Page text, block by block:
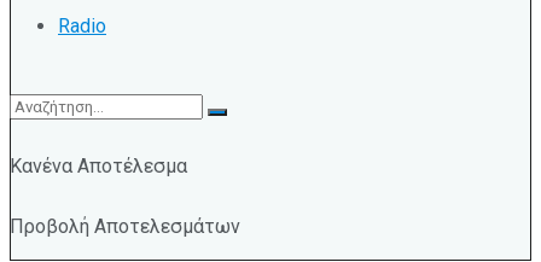
Radio
Κανένα Αποτέλεσμα
Προβολή Αποτελεσμάτων